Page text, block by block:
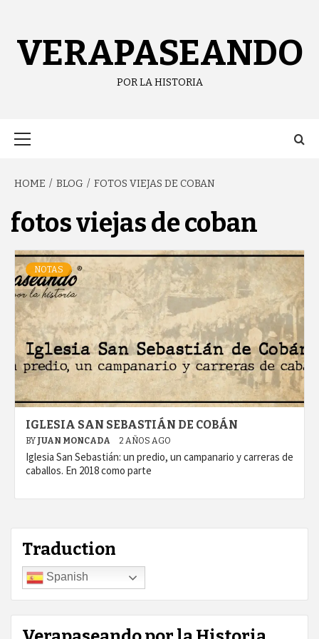
VERAPASEANDO
POR LA HISTORIA
HOME BLOG FOTOS VIEJAS DE COBAN
fotos viejas de coban
NOTAS
IGLESIA SAN SEBASTIÁN DE COBÁN
BY JUAN MONCADA 2 AÑOS AGO
Iglesia San Sebastián: un predio, un campanario y carreras de
caballos. En 2018 como parte
Traduction
Spanish